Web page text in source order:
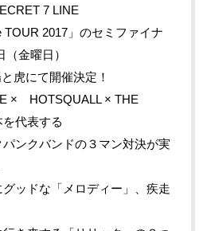
7 LINE
TOUR 2017」のセミファイナ
金曜日）
虎にて開催決定！
× HOTSQUALL × THE
代表する
ンクバンドの３マン対決が実
ッドな「メロディー」、疾走